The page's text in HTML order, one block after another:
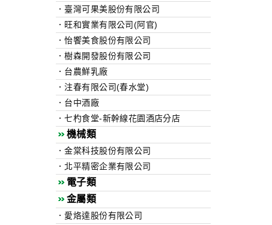
．臺灣可果美股份有限公司
．旺和實業有限公司(阿官)
．怡饗美食股份有限公司
．樹森開發股份有限公司
．台農鮮乳廠
．注春有限公司(春水堂)
．台中酒廠
．七杓食堂-新幹線花園酒店分店
機械類
．金棠科技股份有限公司
．北平精密企業有限公司
電子類
金屬類
．愛烙達股份有限公司